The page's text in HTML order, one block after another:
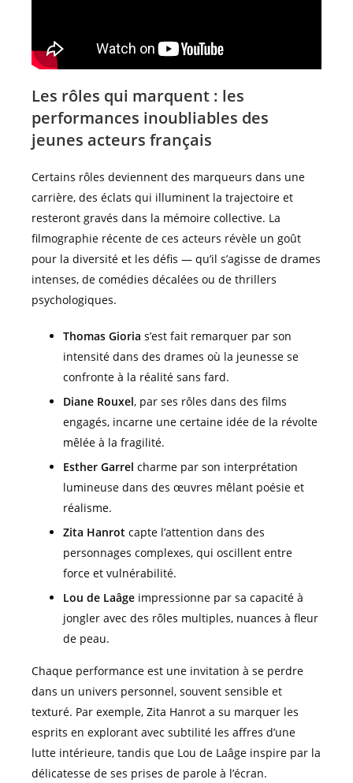
Les rôles qui marquent : les
performances inoubliables des
jeunes acteurs français
Certains rôles deviennent des marqueurs dans une
carrière, des éclats qui illuminent la trajectoire et
resteront gravés dans la mémoire collective. La
filmographie récente de ces acteurs révèle un goût
pour la diversité et les défis — qu’il s’agisse de drames
intenses, de comédies décalées ou de thrillers
psychologiques.
Thomas Gioria s’est fait remarquer par son
intensité dans des drames où la jeunesse se
confronte à la réalité sans fard.
Diane Rouxel, par ses rôles dans des films
engagés, incarne une certaine idée de la révolte
mêlée à la fragilité.
Esther Garrel charme par son interprétation
lumineuse dans des œuvres mêlant poésie et
réalisme.
Zita Hanrot capte l’attention dans des
personnages complexes, qui oscillent entre
force et vulnérabilité.
Lou de Laâge impressionne par sa capacité à
jongler avec des rôles multiples, nuances à fleur
de peau.
Chaque performance est une invitation à se perdre
dans un univers personnel, souvent sensible et
texturé. Par exemple, Zita Hanrot a su marquer les
esprits en explorant avec subtilité les affres d’une
lutte intérieure, tandis que Lou de Laâge inspire par la
délicatesse de ses prises de parole à l’écran.